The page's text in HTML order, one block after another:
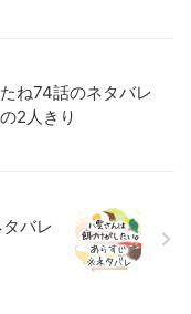
ね74話のネタバレ
2人きり
バレ